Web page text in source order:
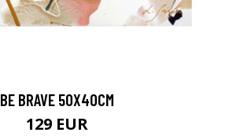
BE BRAVE 50X40CM
129 EUR